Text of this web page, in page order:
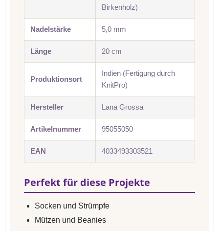
Birkenholz)
Nadelstärke 5,0 mm
Länge 20 cm
Produktionsort
Indien (Fertigung durch
KnitPro)
Hersteller Lana Grossa
Artikelnummer 95055050
EAN 4033493303521
Perfekt für diese Projekte
Socken und Strümpfe
Mützen und Beanies